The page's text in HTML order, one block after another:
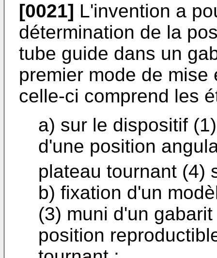
[0021] L'invention a
détermination de la
tube guide dans un
premier mode de
celle-ci comprend les
a) sur le dispositif
d'une position
plateau tournant (4)
b) fixation d'un
(3) muni d'un
position